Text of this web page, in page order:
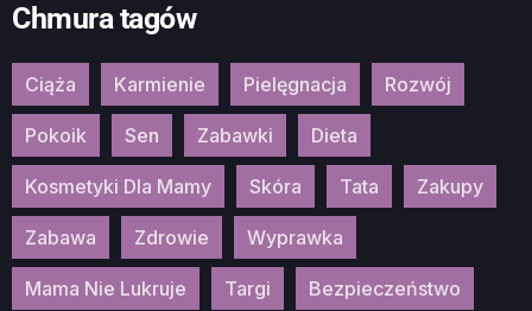
Chmura tagów
Ciąża Karmienie Pielęgnacja Rozwój
Pokoik Sen Zabawki Dieta
Kosmetyki Dla Mamy Skóra Tata Zakupy
Zabawa Zdrowie Wyprawka
Mama Nie Lukruje Targi Bezpieczeństwo